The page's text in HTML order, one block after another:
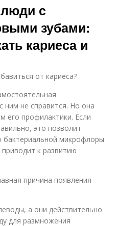
с
зубами:
кариеса и
от кариеса?
ним не справится. Но она
его профилактики. Если
это позволит
бактериальной микрофлоры
к развитию
причина появления
а они действительно
для размножения